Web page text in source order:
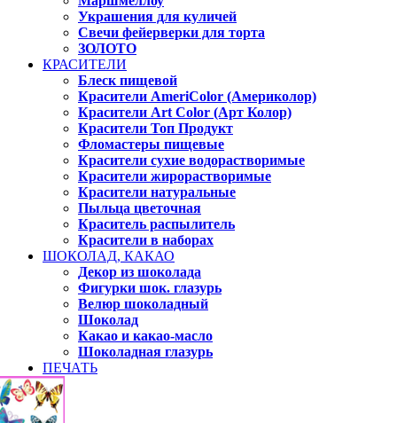
Украшения для куличей
Свечи фейерверки для торта
ЗОЛОТО
КРАСИТЕЛИ
Блеск пищевой
Красители AmeriColor (Америколор)
Красители Art Color (Арт Колор)
Красители Топ Продукт
Фломастеры пищевые
Красители сухие водорастворимые
Красители жирорастворимые
Красители натуральные
Пыльца цветочная
Краситель распылитель
Красители в наборах
ШОКОЛАД, КАКАО
Декор из шоколада
Фигурки шок. глазурь
Велюр шоколадный
Шоколад
Какао и какао-масло
Шоколадная глазурь
ПЕЧАТЬ